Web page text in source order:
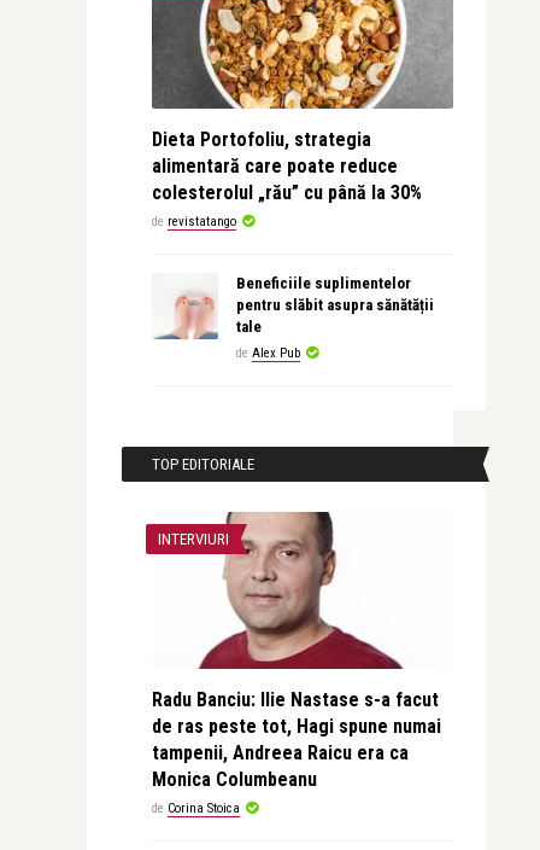
Dieta Portofoliu, strategia
alimentară care poate reduce
colesterolul „rău” cu până la 30%
de revistatango
Beneficiile suplimentelor
pentru slăbit asupra sănătății
tale
de Alex Pub
TOP EDITORIALE
INTERVIURI
Radu Banciu: Ilie Nastase s-a facut
de ras peste tot, Hagi spune numai
tampenii, Andreea Raicu era ca
Monica Columbeanu
de Corina Stoica